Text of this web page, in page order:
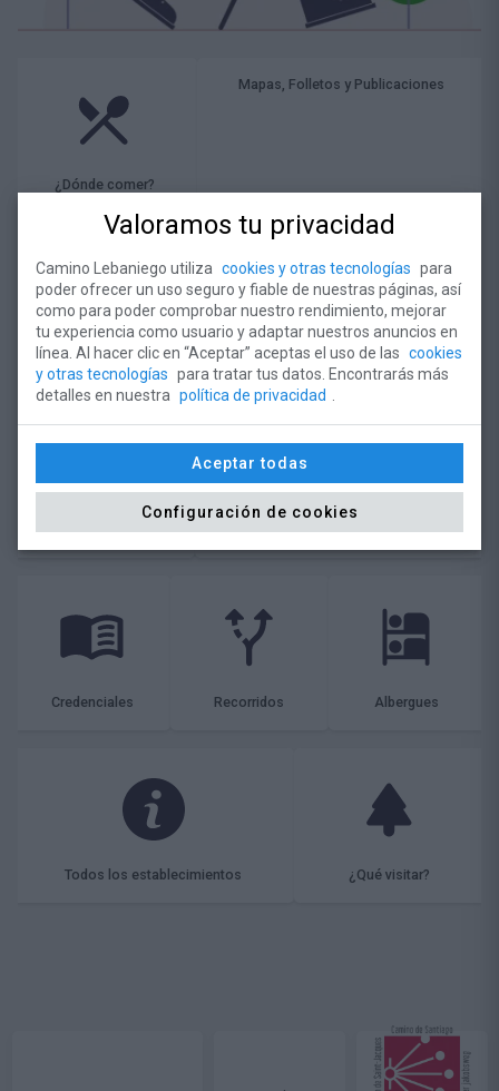
Lectura recomendada sobre la
etapa 8 del
Camino de Santiago por Cantabria
Apuntes de un peregrino en Comillas.
San Vicente de la Barquera, villa marinera.
¿Dónde comer?
Mapas, Folletos y Publicaciones
Monasterio de Santo Toribio Consejos ¿Dónde dormir?
Transporte Oficinas de Turismo y servicios
Credenciales Recorridos Albergues
Todos los establecimientos ¿Qué visitar?
Valoramos tu privacidad
Camino Lebaniego utiliza cookies y otras tecnologías para
poder ofrecer un uso seguro y fiable de nuestras páginas, así
como para poder comprobar nuestro rendimiento, mejorar
tu experiencia como usuario y adaptar nuestros anuncios en
línea. Al hacer clic en “Aceptar” aceptas el uso de las cookies
y otras tecnologías para tratar tus datos. Encontrarás más
detalles en nuestra política de privacidad
Aceptar todas
Configuración de cookies